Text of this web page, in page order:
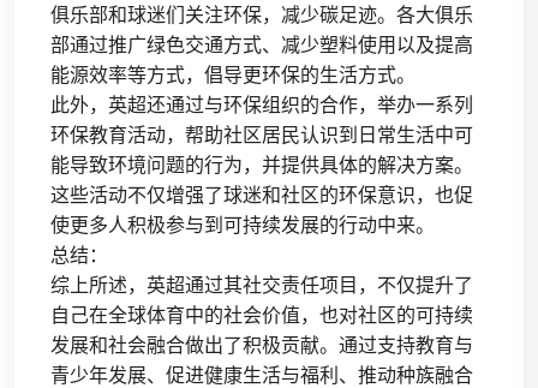
俱乐部和球迷们关注环保，减少碳足迹。各大俱乐
部通过推广绿色交通方式、减少塑料使用以及提高
能源效率等方式，倡导更环保的生活方式。
此外，英超还通过与环保组织的合作，举办一系列
环保教育活动，帮助社区居民认识到日常生活中可
能导致环境问题的行为，并提供具体的解决方案。
这些活动不仅增强了球迷和社区的环保意识，也促
使更多人积极参与到可持续发展的行动中来。
总结：
综上所述，英超通过其社交责任项目，不仅提升了
自己在全球体育中的社会价值，也对社区的可持续
发展和社会融合做出了积极贡献。通过支持教育与
青少年发展、促进健康生活与福利、推动种族融合